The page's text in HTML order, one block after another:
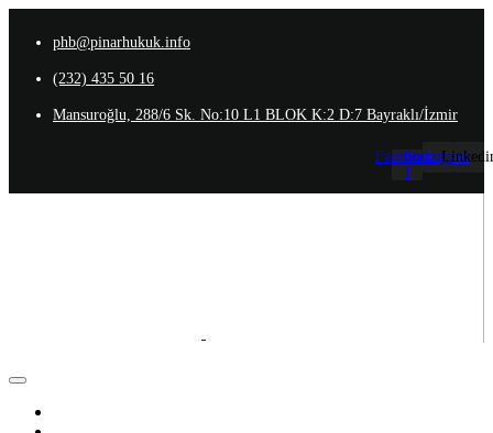
phb@pinarhukuk.info
(232) 435 50 16
Mansuroğlu, 288/6 Sk. No:10 L1 BLOK K:2 D:7 Bayraklı/İzmir
Facebook-
f
Instagram